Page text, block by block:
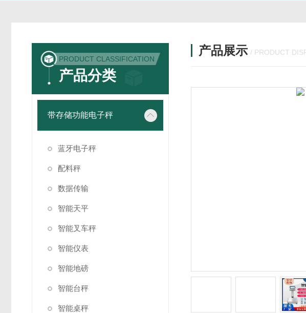
PRODUCT CLASSIFICATION
产品分类
带存储功能电子秤
蓝牙电子秤
配料秤
数据传输
智能天平
智能叉车秤
智能仪表
智能地磅
智能台秤
智能桌秤
产品展示 / PRODUCT